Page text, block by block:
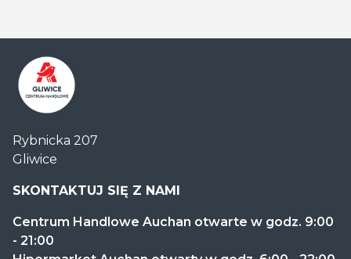
Handlowe
Auchan
Gliwice
Rybnicka 207
Gliwice
SKONTAKTUJ SIĘ Z NAMI
Centrum Handlowe Auchan otwarte w godz. 9:00
- 21:00